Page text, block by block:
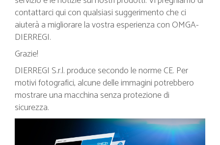
contattarci qui con qualsiasi suggerimento che ci
aiuterà a migliorare la vostra esperienza con OMGA-
DIERREGI.
Grazie!
DIERREGI S.r.l. produce secondo le norme CE. Per
motivi fotografici, alcune delle immagini potrebbero
mostrare una macchina senza protezione di
sicurezza.